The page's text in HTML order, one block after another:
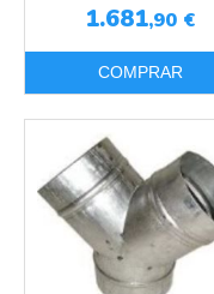
1.681,90 €
COMPRAR
Más info